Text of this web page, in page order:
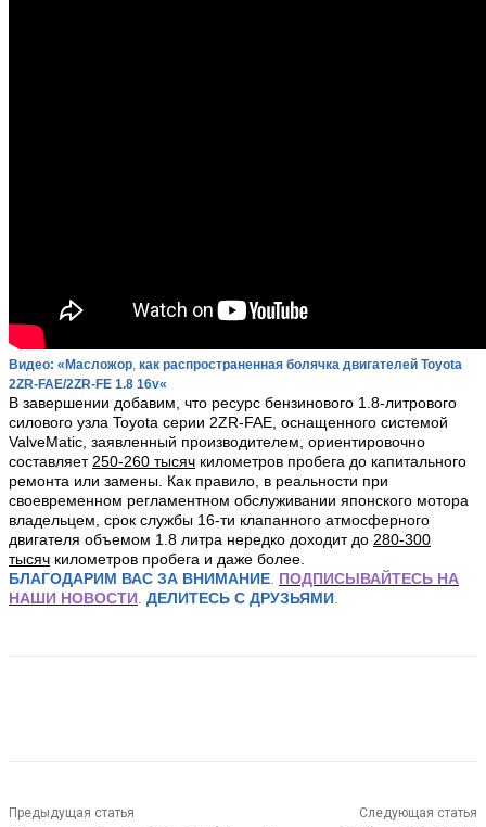
Видео: «Масложор, как распространенная болячка двигателей Toyota
2ZR-FAE/2ZR-FE 1.8 16v«
В завершении добавим, что ресурс бензинового 1.8-литрового
силового узла Toyota серии 2ZR-FAE, оснащенного системой
ValveMatic, заявленный производителем, ориентировочно
составляет 250-260 тысяч километров пробега до капитального
ремонта или замены. Как правило, в реальности при
своевременном регламентном обслуживании японского мотора
владельцем, срок службы 16-ти клапанного атмосферного
двигателя объемом 1.8 литра нередко доходит до 280-300
тысяч километров пробега и даже более.
БЛАГОДАРИМ ВАС ЗА ВНИМАНИЕ ПОДПИСЫВАЙТЕСЬ НА
НАШИ НОВОСТИ ДЕЛИТЕСЬ С ДРУЗЬЯМИ
Предыдущая статья Следующая статья